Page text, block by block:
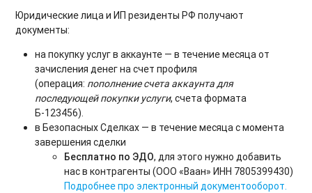
Юридические лица и ИП резиденты РФ получают
документы:
на покупку услуг в аккаунте — в течение месяца от
зачисления денег на счет профиля
(операция: пополнение счета аккаунта для
последующей покупки услуги, счета формата
Б-123456).
в Безопасных Сделках — в течение месяца с момента
завершения сделки
Бесплатно по ЭДО, для этого нужно добавить
нас в контрагенты (ООО «Ваан» ИНН 7805399430)
Подробнее про электронный документооборот.